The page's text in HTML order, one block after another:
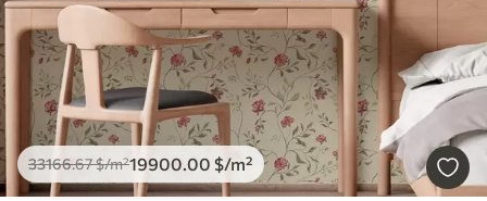
33166.67$/m²19900.00 $/m²